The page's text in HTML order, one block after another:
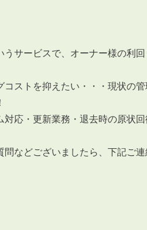
サービスで、オーナー様の利
ストを抑えたい・・・現状の管
応・更新業務・退去時の原状
などございましたら、下記ご